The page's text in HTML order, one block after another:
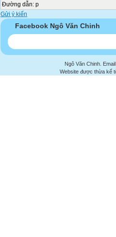
Đường dẫn: p
Gửi ý kiến
Facebook Ngô Văn Chinh
Ngô Văn Chinh.
Website được thừa kế